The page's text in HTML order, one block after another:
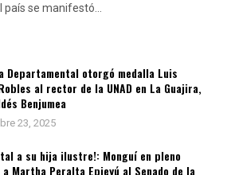
se manifestó...
Departamental otorgó medalla Luis
al rector de la UNAD en La Guajira,
Benjumea
23, 2025
a su hija ilustre!: Monguí en pleno
Martha Peralta Epieyú al Senado de la